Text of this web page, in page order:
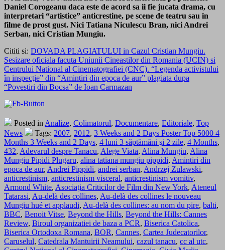
Daniel Corogeanu daca este de acord sa ii fie jucata drama, cu
interpretari “artistice” anticrestine, pe scene de teatru sau in
filme de prost gust. Nici Tatiana Niculescu Bran, nici Andrei
Serban, nici Cristian Mungiu.
Cititi si: DOVADA PLAGIATULUI in Cazul Cristian Mungiu.
Sesizare oficiala facuta Uniunii Cineastilor din Romania (UCIN) si
Centrului National al Cinematografiei (CNC). “Legenda activistului
în inspecţie” din “Amintiri din epoca de aur” plagiata dupa
“Povestiri din Bocsa” de Ioan Carmazan
Posted in Analize, Colimatorul, Documentare, Editoriale, Top
News
Tags: 2007, 2012, 3 Weeks and 2 Days Poster Top 5000 4
Months 3 Weeks and 2 Days, 4 luni 3 săptămâni şi 2 zile, 4 Months,
432, Adevarul despre Tanacu, Alege Viata, Alina Mungiu, Alina
Mungiu Pipidi Plugaru, alina tatiana mungiu pippidi, Amintiri din
epoca de aur, Andrei Pippidi, andrei serban, Andrzej Zulawski,
anticrestinism, anticrestinism visceral, anticrestinism vomitiv,
Armond White, Asociaţia Criticilor de Film din New York, Ateneul
Tatarasi, Au-delà des collines, Au-delà des collines le nouveau
Mungiu hué et applaudi, Au-delà des collines: au nom du pire, balti,
BBC, Benoit Vitse, Beyond the Hills, Beyond the Hills: Cannes
Review, Biroul organizatiei de baza a PCR, Biserica Catolica,
Biserica Ortodoxa Romana, BOR, Cannes, Cartea Judecatorilor,
Caruselul, Catedrala Mantuirii Neamului, cazul tanacu, cc al utc,